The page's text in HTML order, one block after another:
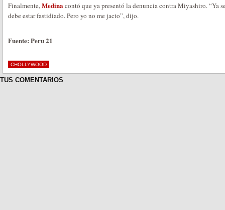
Finalmente,Medinacontó que ya presentó la denuncia contra Miyashiro. “Ya
debe estar fastidiado. Pero yo no me jacto”, dijo.
Fuente: Peru 21
CHOLLYWOOD
TUS COMENTARIOS